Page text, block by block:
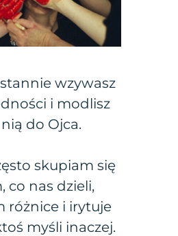
wzywasz
i modlisz
do Ojca.
skupiam się
co nas dzieli,
różnice i irytuje
myśli inaczej.